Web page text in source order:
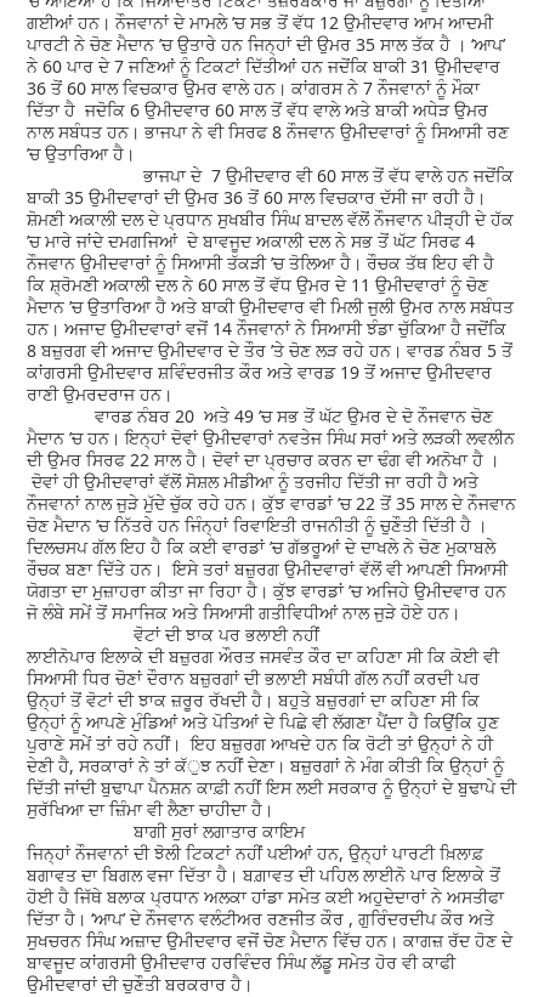
ਗਈਆਂ ਹਨ। ਨੌਜਵਾਨਾਂ ਦੇ ਮਾਮਲੇ ’ਚ ਸਭ ਤੋਂ ਵੱਧ 12 ਉਮੀਦਵਾਰ ਆਮ ਆਦਮੀ
ਪਾਰਟੀ ਨੇ ਚੋਣ ਮੈਦਾਨ ’ਚ ਉਤਾਰੇ ਹਨ ਜਿਨ੍ਹਾਂ ਦੀ ਉਮਰ 35 ਸਾਲ ਤੱਕ ਹੈ । ‘ਆਪ’
ਨੇ 60 ਪਾਰ ਦੇ 7 ਜਣਿਆਂ ਨੂੰ ਟਿਕਟਾਂ ਦਿੱਤੀਆਂ ਹਨ ਜਦੋਂਕਿ ਬਾਕੀ 31 ਉਮੀਦਵਾਰ
36 ਤੋਂ 60 ਸਾਲ ਵਿਚਕਾਰ ਉਮਰ ਵਾਲੇ ਹਨ। ਕਾਂਗਰਸ ਨੇ 7 ਨੌਜਵਾਨਾਂ ਨੂੰ ਮੌਕਾ
ਦਿੱਤਾ ਹੈ ਜਦੋਕਿ 6 ਉਮੀਦਵਾਰ 60 ਸਾਲ ਤੋਂ ਵੱਧ ਵਾਲੇ ਅਤੇ ਬਾਕੀ ਅਧੇੜ ਉਮਰ
ਨਾਲ ਸਬੰਧਤ ਹਨ। ਭਾਜਪਾ ਨੇ ਵੀ ਸਿਰਫ 8 ਨੌਜਵਾਨ ਉਮੀਦਵਾਰਾਂ ਨੂੰ ਸਿਆਸੀ ਰਣ
’ਚ ਉਤਾਰਿਆ ਹੈ।
ਭਾਜਪਾ ਦੇ 7 ਉਮੀਦਵਾਰ ਵੀ 60 ਸਾਲ ਤੋਂ ਵੱਧ ਵਾਲੇ ਹਨ ਜਦੋਂਕਿ
ਬਾਕੀ 35 ਉਮੀਦਵਾਰਾਂ ਦੀ ਉਮਰ 36 ਤੋਂ 60 ਸਾਲ ਵਿਚਕਾਰ ਦੱਸੀ ਜਾ ਰਹੀ ਹੈ।
ਸ਼ੋਮਣੀ ਅਕਾਲੀ ਦਲ ਦੇ ਪ੍ਰਧਾਨ ਸੁਖਬੀਰ ਸਿੰਘ ਬਾਦਲ ਵੱਲੋਂ ਨੌਜਵਾਨ ਪੀੜ੍ਹੀ ਦੇ ਹੱਕ
’ਚ ਮਾਰੇ ਜਾਂਦੇ ਦਮਗਜਿਆਂ ਦੇ ਬਾਵਜੂਦ ਅਕਾਲੀ ਦਲ ਨੇ ਸਭ ਤੋਂ ਘੱਟ ਸਿਰਫ 4
ਨੌਜਵਾਨ ਉਮੀਦਵਾਰਾਂ ਨੂੰ ਸਿਆਸੀ ਤੱਕੜੀ ’ਚ ਤੋਲਿਆ ਹੈ। ਰੌਚਕ ਤੱਥ ਇਹ ਵੀ ਹੈ
ਕਿ ਸ਼੍ਰੋਮਣੀ ਅਕਾਲੀ ਦਲ ਨੇ 60 ਸਾਲ ਤੋਂ ਵੱਧ ਉਮਰ ਦੇ 11 ਉਮੀਦਵਾਰਾਂ ਨੂੰ ਚੋਣ
ਮੈਦਾਨ ’ਚ ਉਤਾਰਿਆ ਹੈ ਅਤੇ ਬਾਕੀ ਉਮੀਦਵਾਰ ਵੀ ਮਿਲੀ ਜੁਲੀ ਉਮਰ ਨਾਲ ਸਬੰਧਤ
ਹਨ। ਅਜਾਦ ਉਮੀਦਵਾਰਾਂ ਵਜੋਂ 14 ਨੌਜਵਾਨਾਂ ਨੇ ਸਿਆਸੀ ਝੰਡਾ ਚੁੱਕਿਆ ਹੈ ਜਦੋਂਕਿ
8 ਬਜ਼ੁਰਗ ਵੀ ਅਜਾਦ ਉਮੀਦਵਾਰ ਦੇ ਤੌਰ ’ਤੇ ਚੋਣ ਲੜ ਰਹੇ ਹਨ। ਵਾਰਡ ਨੰਬਰ 5 ਤੋਂ
ਕਾਂਗਰਸੀ ਉਮੀਦਵਾਰ ਸ਼ਵਿੰਦਰਜੀਤ ਕੌਰ ਅਤੇ ਵਾਰਡ 19 ਤੋਂ ਅਜਾਦ ਉਮੀਦਵਾਰ
ਰਾਣੀ ਉਮਰਦਰਾਜ ਹਨ।
ਵਾਰਡ ਨੰਬਰ 20 ਅਤੇ 49 ’ਚ ਸਭ ਤੋਂ ਘੱਟ ਉਮਰ ਦੇ ਦੋ ਨੌਜਵਾਨ ਚੋਣ
ਮੈਦਾਨ ’ਚ ਹਨ। ਇਨ੍ਹਾਂ ਦੋਵਾਂ ਉਮੀਦਵਾਰਾਂ ਨਵਤੇਜ ਸਿੰਘ ਸਰਾਂ ਅਤੇ ਲੜਕੀ ਲਵਲੀਨ
ਦੀ ਉਮਰ ਸਿਰਫ 22 ਸਾਲ ਹੈ। ਦੋਵਾਂ ਦਾ ਪ੍ਰਚਾਰ ਕਰਨ ਦਾ ਢੰਗ ਵੀ ਅਨੋਖਾ ਹੈ ।
ਦੋਵਾਂ ਹੀ ਉਮੀਦਵਾਰਾਂ ਵੱਲੋਂ ਸੋਸ਼ਲ ਮੀਡੀਆ ਨੂੰ ਤਰਜੀਹ ਦਿੱਤੀ ਜਾ ਰਹੀ ਹੈ ਅਤੇ
ਨੌਜਵਾਨਾਂ ਨਾਲ ਜੁੜੇ ਮੁੱਦੇ ਚੁੱਕ ਰਹੇ ਹਨ। ਕੁੱਝ ਵਾਰਡਾਂ ’ਚ 22 ਤੋਂ 35 ਸਾਲ ਦੇ ਨੌਜਵਾਨ
ਚੋਣ ਮੈਦਾਨ ’ਚ ਨਿੱਤਰੇ ਹਨ ਜਿੰਨ੍ਹਾਂ ਰਿਵਾਇਤੀ ਰਾਜਨੀਤੀ ਨੂੰ ਚੁਣੌਤੀ ਦਿੱਤੀ ਹੈ ।
ਦਿਲਚਸਪ ਗੱਲ ਇਹ ਹੈ ਕਿ ਕਈ ਵਾਰਡਾਂ ’ਚ ਗੱਭਰੂਆਂ ਦੇ ਦਾਖਲੇ ਨੇ ਚੋਣ ਮੁਕਾਬਲੇ
ਰੌਚਕ ਬਣਾ ਦਿੱਤੇ ਹਨ। ਇਸੇ ਤਰਾਂ ਬਜ਼ੁਰਗ ਉਮੀਦਵਾਰਾਂ ਵੱਲੋਂ ਵੀ ਆਪਣੀ ਸਿਆਸੀ
ਯੋਗਤਾ ਦਾ ਮੁਜ਼ਾਹਰਾ ਕੀਤਾ ਜਾ ਰਿਹਾ ਹੈ। ਕੁੱਝ ਵਾਰਡਾਂ ’ਚ ਅਜਿਹੇ ਉਮੀਦਵਾਰ ਹਨ
ਜੋ ਲੰਬੇ ਸਮੇਂ ਤੋਂ ਸਮਾਜਿਕ ਅਤੇ ਸਿਆਸੀ ਗਤੀਵਿਧੀਆਂ ਨਾਲ ਜੁੜੇ ਹੋਏ ਹਨ।
ਵੋਟਾਂ ਦੀ ਝਾਕ ਪਰ ਭਲਾਈ ਨਹੀਂ
ਲਾਈਨੋਪਾਰ ਇਲਾਕੇ ਦੀ ਬਜ਼ੁਰਗ ਔਰਤ ਜਸਵੰਤ ਕੌਰ ਦਾ ਕਹਿਣਾ ਸੀ ਕਿ ਕੋਈ ਵੀ
ਸਿਆਸੀ ਧਿਰ ਚੋਣਾਂ ਦੌਰਾਨ ਬਜ਼ੁਰਗਾਂ ਦੀ ਭਲਾਈ ਸਬੰਧੀ ਗੱਲ ਨਹੀਂ ਕਰਦੀ ਪਰ
ਉਨ੍ਹਾਂ ਤੋਂ ਵੋਟਾਂ ਦੀ ਝਾਕ ਜ਼ਰੂਰ ਰੱਖਦੀ ਹੈ। ਬਹੁਤੇ ਬਜ਼ੁਰਗਾਂ ਦਾ ਕਹਿਣਾ ਸੀ ਕਿ
ਉਨ੍ਹਾਂ ਨੂੰ ਆਪਣੇ ਮੁੰਡਿਆਂ ਅਤੇ ਪੋਤਿਆਂ ਦੇ ਪਿਛੇ ਵੀ ਲੱਗਣਾ ਪੈਂਦਾ ਹੈ ਕਿਉਂਕਿ ਹੁਣ
ਪੁਰਾਣੇ ਸਮੇਂ ਤਾਂ ਰਹੇ ਨਹੀਂ। ਇਹ ਬਜ਼ੁਰਗ ਆਖਦੇ ਹਨ ਕਿ ਰੋਟੀ ਤਾਂ ਉਨ੍ਹਾਂ ਨੇ ਹੀ
ਦੇਣੀ ਹੈ, ਸਰਕਾਰਾਂ ਨੇ ਤਾਂ ਕੱੁਝ ਨਹੀਂ ਦੇਣਾ। ਬਜ਼ੁਰਗਾਂ ਨੇ ਮੰਗ ਕੀਤੀ ਕਿ ਉਨ੍ਹਾਂ ਨੂੰ
ਦਿੱਤੀ ਜਾਂਦੀ ਬੁਢਾਪਾ ਪੈਨਸ਼ਨ ਕਾਫ਼ੀ ਨਹੀਂ ਇਸ ਲਈ ਸਰਕਾਰ ਨੂੰ ਉਨ੍ਹਾਂ ਦੇ ਬੁਢਾਪੇ ਦੀ
ਸੁਰੱਖਿਆ ਦਾ ਜ਼ਿੰਮਾ ਵੀ ਲੈਣਾ ਚਾਹੀਦਾ ਹੈ।
ਬਾਗੀ ਸੁਰਾਂ ਲਗਾਤਾਰ ਕਾਇਮ
ਜਿਨ੍ਹਾਂ ਨੌਜਵਾਨਾਂ ਦੀ ਝੋਲੀ ਟਿਕਟਾਂ ਨਹੀਂ ਪਈਆਂ ਹਨ, ਉਨ੍ਹਾਂ ਪਾਰਟੀ ਖ਼ਿਲਾਫ਼
ਬਗਾਵਤ ਦਾ ਬਿਗਲ ਵਜਾ ਦਿੱਤਾ ਹੈ। ਬਗ਼ਾਵਤ ਦੀ ਪਹਿਲ ਲਾਈਨੋ ਪਾਰ ਇਲਾਕੇ ਤੋਂ
ਹੋਈ ਹੈ ਜਿੱਥੇ ਬਲਾਕ ਪ੍ਰਧਾਨ ਅਲਕਾ ਹਾਂਡਾ ਸਮੇਤ ਕਈ ਅਹੁਦੇਦਾਰਾਂ ਨੇ ਅਸਤੀਫਾ
ਦਿੱਤਾ ਹੈ। ‘ਆਪ’ ਦੇ ਨੌਜਵਾਨ ਵਲੰਟੀਅਰ ਰਣਜੀਤ ਕੌਰ , ਗੁਰਿੰਦਰਦੀਪ ਕੌਰ ਅਤੇ
ਸੁਖਚਰਨ ਸਿੰਘ ਅਜ਼ਾਦ ਉਮੀਦਵਾਰ ਵਜੋਂ ਚੋਣ ਮੈਦਾਨ ਵਿੱਚ ਹਨ। ਕਾਗਜ਼ ਰੱਦ ਹੋਣ ਦੇ
ਬਾਵਜੂਦ ਕਾਂਗਰਸੀ ਉਮੀਦਵਾਰ ਹਰਵਿੰਦਰ ਸਿੰਘ ਲੱਡੂ ਸਮੇਤ ਹੋਰ ਵੀ ਕਾਫੀ
ਉਮੀਦਵਾਰਾਂ ਦੀ ਚੁਣੌਤੀ ਬਰਕਰਾਰ ਹੈ।